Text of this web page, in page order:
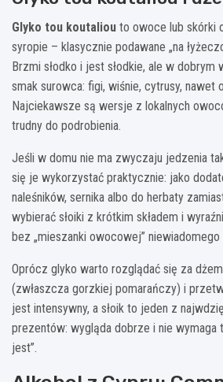
Glyko tou koutaliou to owoce lub skórki
syropie – klasycznie podawane „na
Brzmi słodko i jest słodkie, ale w dobrym
smak surowca: figi, wiśnie, cytrusy, nawet
Najciekawsze są wersje z lokalnych
trudny do podrobienia.
Jeśli w domu nie ma zwyczaju jedzenia
się je wykorzystać praktycznie: jako
naleśników, sernika albo do herbaty
wybierać słoiki z krótkim składem i
bez „mieszanki owocowej” niewiadomego
Oprócz glyko warto rozglądać się za
(zwłaszcza gorzkiej pomarańczy) i
jest intensywny, a słoik to jeden z
prezentów: wygląda dobrze i nie wymaga
jest”.